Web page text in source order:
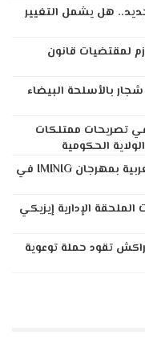
هل يشمل التغيير
لمقتضيات قانون
بالأسلحة البيضاء
تصريحات ممتلكات
الحكومية
أكادير تحتفي بقرن من الهجرة المغربية بمهرجان IMINIG في
الإدارية إيزيكي
تقود حملة توعوية